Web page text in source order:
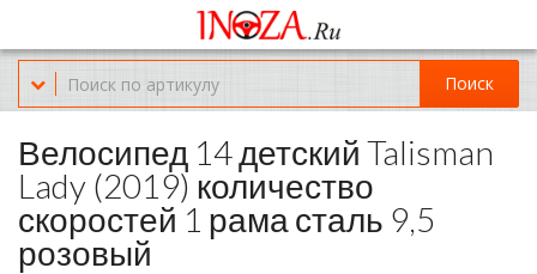
Офис обслуживания г.Краснодар (KRD) Куликова Поля 2 (магазин
Нож-мясо)
8-(967)-300-69-11
Поиск
Велосипед 14 детский Talisman
Lady (2019) количество
скоростей 1 рама сталь 9,5
розовый